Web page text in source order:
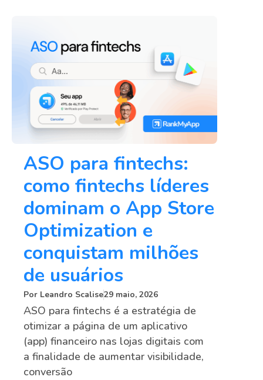
ASO para fintechs:
como fintechs líderes
dominam o App Store
Optimization e
conquistam milhões
de usuários
Por Leandro Scalise29 maio, 2026
ASO para fintechs é a estratégia de
otimizar a página de um aplicativo
(app) financeiro nas lojas digitais com
a finalidade de aumentar visibilidade,
conversão